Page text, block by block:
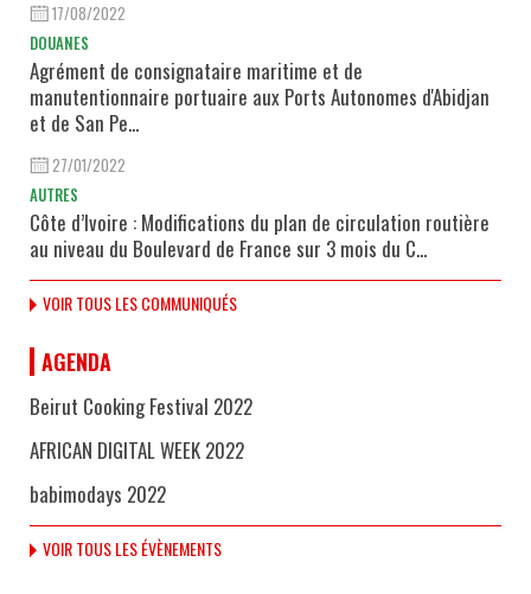
17/08/2022
DOUANES
Agrément de consignataire maritime et de
manutentionnaire portuaire aux Ports Autonomes d'Abidjan
et de San Pe...
27/01/2022
AUTRES
Côte d’Ivoire : Modifications du plan de circulation routière
au niveau du Boulevard de France sur 3 mois du C...
VOIR TOUS LES COMMUNIQUÉS
AGENDA
Beirut Cooking Festival 2022
AFRICAN DIGITAL WEEK 2022
babimodays 2022
VOIR TOUS LES ÉVÈNEMENTS